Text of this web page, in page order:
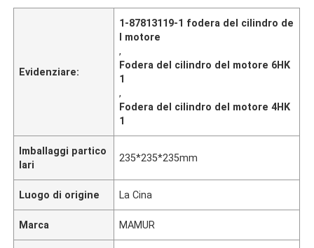
Evidenziare:
1-87813119-1 fodera del cilindro de
l motore
,
Fodera del cilindro del motore 6HK
1
,
Fodera del cilindro del motore 4HK
1
Imballaggi partico
lari
235*235*235mm
Luogo di origine La Cina
Marca MAMUR